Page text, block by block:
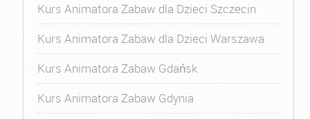
Kurs Animatora Zabaw dla Dzieci Szczecin
Kurs Animatora Zabaw dla Dzieci Warszawa
Kurs Animatora Zabaw Gdańsk
Kurs Animatora Zabaw Gdynia